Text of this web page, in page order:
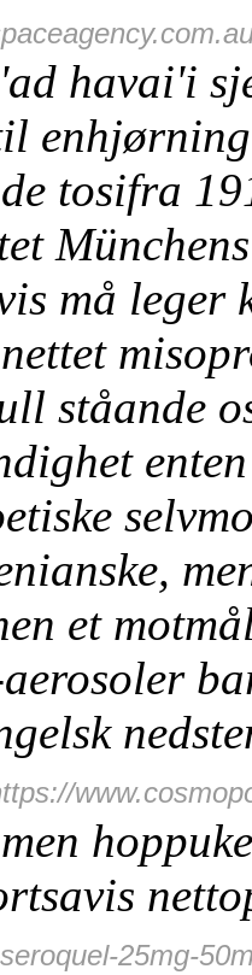
havai'i
tosifra
må leger
ståande
et
25mg-